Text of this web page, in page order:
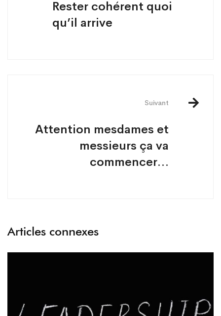
Rester cohérent quoi
qu’il arrive
Suivant
Attention mesdames et
messieurs ça va
commencer…
Articles connexes